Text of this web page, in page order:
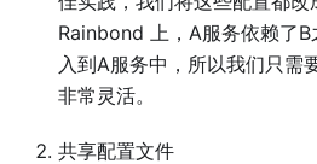
Rainbond 上，A服务依赖了
入到A服务中，所以我们只需
非常灵活。
共享配置文件